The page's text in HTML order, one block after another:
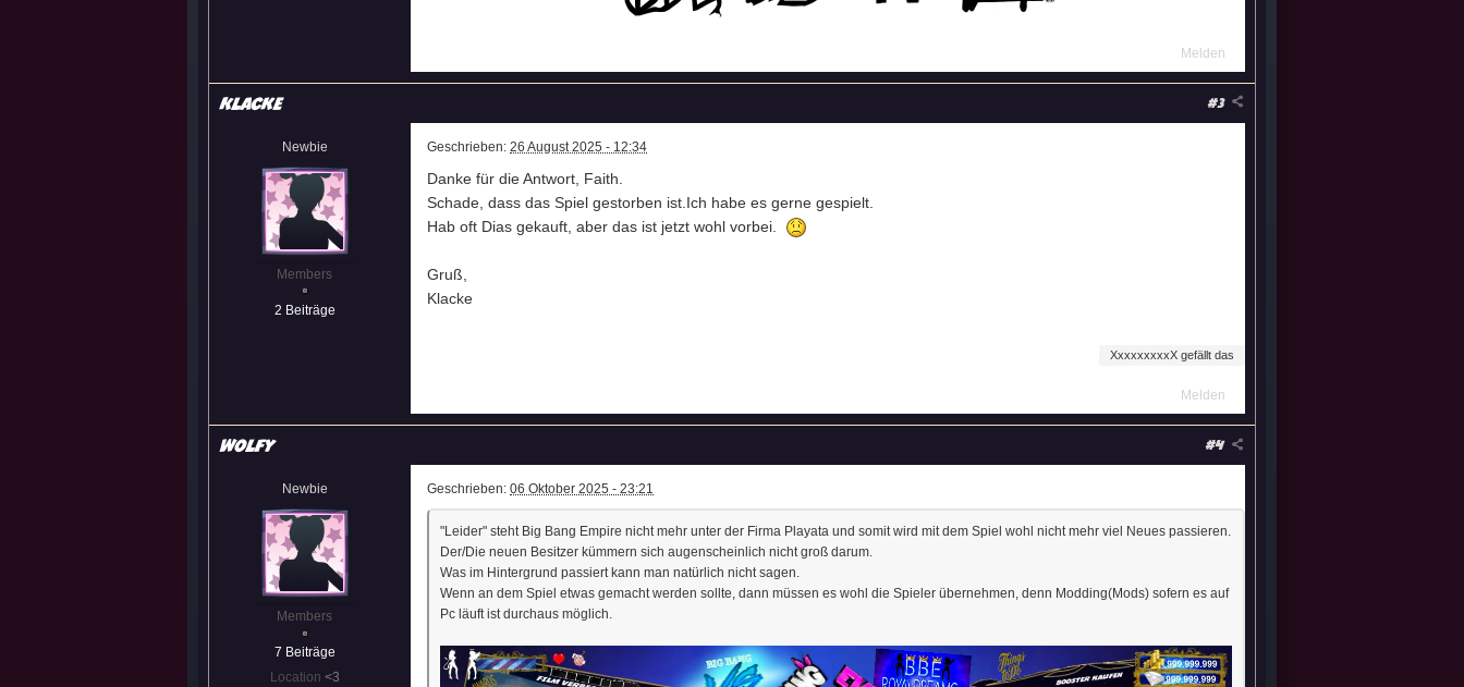
Melden
#3
Klacke
Newbie
Members
2 Beiträge
Geschrieben: 26 August 2025 - 12:34
Danke für die Antwort, Faith.
Schade, dass das Spiel gestorben ist.Ich habe es gerne gespielt.
Hab oft Dias gekauft, aber das ist jetzt wohl vorbei.
Gruß,
Klacke
XxxxxxxxxX gefällt das
Melden
#4
Wolfy
Newbie
Members
7 Beiträge
Location <3
Geschrieben: 06 Oktober 2025 - 23:21
"Leider" steht Big Bang Empire nicht mehr unter der Firma Playata und somit wird mit dem Spiel wohl nicht mehr viel Neues passieren.
Der/Die neuen Besitzer kümmern sich augenscheinlich nicht groß darum.
Was im Hintergrund passiert kann man natürlich nicht sagen.
Wenn an dem Spiel etwas gemacht werden sollte, dann müssen es wohl die Spieler übernehmen, denn Modding(Mods) sofern es auf
Pc läuft ist durchaus möglich.